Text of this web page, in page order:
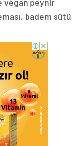
vegan peynir
badem sütü